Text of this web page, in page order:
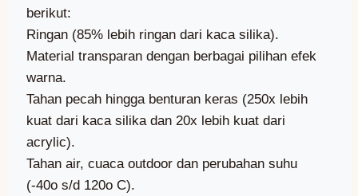
berikut:
Ringan (85% lebih ringan dari kaca silika).
Material transparan dengan berbagai pilihan efek
warna.
Tahan pecah hingga benturan keras (250x lebih
kuat dari kaca silika dan 20x lebih kuat dari
acrylic).
Tahan air, cuaca outdoor dan perubahan suhu
(-40o s/d 120o C).